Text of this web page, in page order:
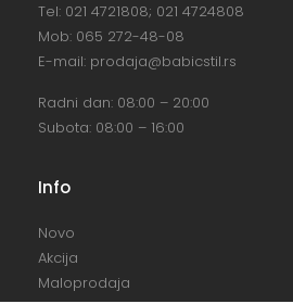
Tel: 021 4721808; 021 4724808
Mob: 065 272-48-08
E-mail: prodaja@babicstil.rs
Radni dan: 08:00 – 20:00
Subota: 08:00 – 16:00
Info
Novo
Akcija
Maloprodaja